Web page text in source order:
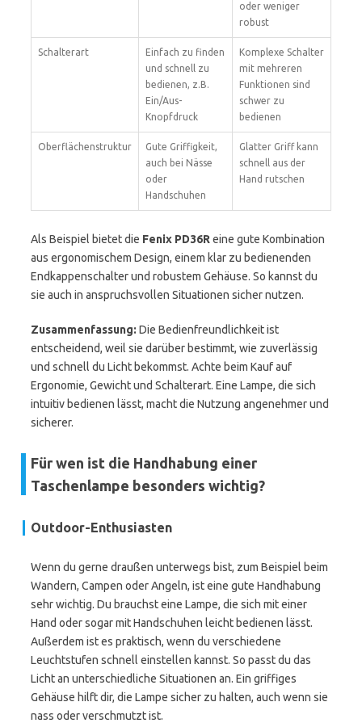
oder weniger
robust
Schalterart
Einfach zu finden
und schnell zu
bedienen, z.B.
Ein/Aus-
Knopfdruck
Komplexe Schalter
mit mehreren
Funktionen sind
schwer zu
bedienen
Oberflächenstruktur
Gute Griffigkeit,
auch bei Nässe
oder
Handschuhen
Glatter Griff kann
schnell aus der
Hand rutschen
Als Beispiel bietet die Fenix PD36R eine gute Kombination
aus ergonomischem Design, einem klar zu bedienenden
Endkappenschalter und robustem Gehäuse. So kannst du
sie auch in anspruchsvollen Situationen sicher nutzen.
Zusammenfassung: Die Bedienfreundlichkeit ist
entscheidend, weil sie darüber bestimmt, wie zuverlässig
und schnell du Licht bekommst. Achte beim Kauf auf
Ergonomie, Gewicht und Schalterart. Eine Lampe, die sich
intuitiv bedienen lässt, macht die Nutzung angenehmer und
sicherer.
Für wen ist die Handhabung einer
Taschenlampe besonders wichtig?
Outdoor-Enthusiasten
Wenn du gerne draußen unterwegs bist, zum Beispiel beim
Wandern, Campen oder Angeln, ist eine gute Handhabung
sehr wichtig. Du brauchst eine Lampe, die sich mit einer
Hand oder sogar mit Handschuhen leicht bedienen lässt.
Außerdem ist es praktisch, wenn du verschiedene
Leuchtstufen schnell einstellen kannst. So passt du das
Licht an unterschiedliche Situationen an. Ein griffiges
Gehäuse hilft dir, die Lampe sicher zu halten, auch wenn sie
nass oder verschmutzt ist.